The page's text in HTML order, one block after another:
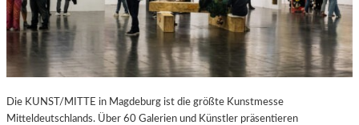
Die KUNST/MITTE in Magdeburg ist die größte Kunstmesse
Mitteldeutschlands. Über 60 Galerien und Künstler präsentieren